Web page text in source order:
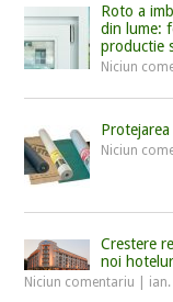
Roto a
din lume:
productie
Niciun
Niciun
Crestere
noi
Niciun comentariu